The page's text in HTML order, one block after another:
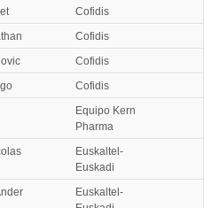
Cofidis
Cofidis
Cofidis
Cofidis
Equipo Kern
Pharma
Euskaltel-
Euskadi
Euskaltel-